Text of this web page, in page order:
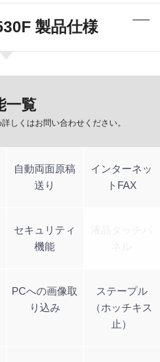
製品仕様
一覧
しくはお問い合わせください。
自動両面原稿
送り
インターネッ
トFAX
セキュリティ
機能
PCへの画像取
り込み
ステープル
（ホッチキス
止）